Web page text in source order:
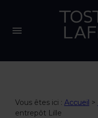
menu
Vous êtes ici : Accueil >
entrepôt Lille